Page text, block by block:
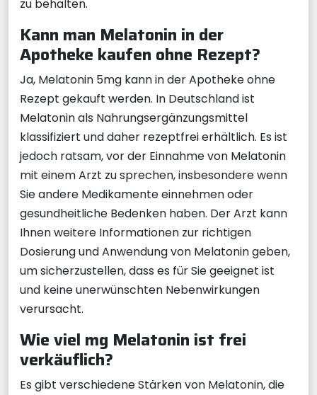
zu behalten.
Kann man Melatonin in der
Apotheke kaufen ohne Rezept?
Ja, Melatonin 5mg kann in der Apotheke ohne
Rezept gekauft werden. In Deutschland ist
Melatonin als Nahrungsergänzungsmittel
klassifiziert und daher rezeptfrei erhältlich. Es ist
jedoch ratsam, vor der Einnahme von Melatonin
mit einem Arzt zu sprechen, insbesondere wenn
Sie andere Medikamente einnehmen oder
gesundheitliche Bedenken haben. Der Arzt kann
Ihnen weitere Informationen zur richtigen
Dosierung und Anwendung von Melatonin geben,
um sicherzustellen, dass es für Sie geeignet ist
und keine unerwünschten Nebenwirkungen
verursacht.
Wie viel mg Melatonin ist frei
verkäuflich?
Es gibt verschiedene Stärken von Melatonin, die